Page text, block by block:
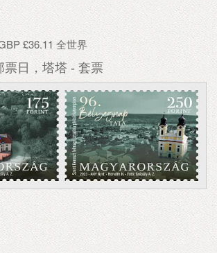
£36.11 全世界
票日，塔塔 - 套票